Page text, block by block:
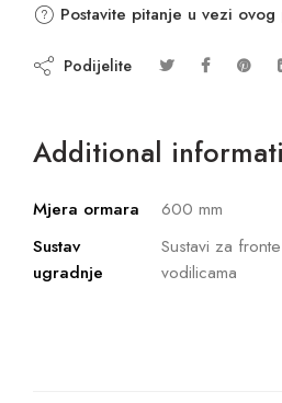
Postavite pitanje u vezi
Podijelite
Additional
Mjera ormara
600 mm
Sustav
ugradnje
Sustavi za
vodilicama